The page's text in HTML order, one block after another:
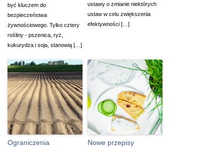
być kluczem do
bezpieczeństwa
żywnościowego. Tylko cztery
rośliny - pszenica, ryż,
kukurydza i soja, stanowią […]
ustawy o zmianie niektórych
ustaw w celu zwiększenia
efektywności […]
Ograniczenia
Nowe przepisy